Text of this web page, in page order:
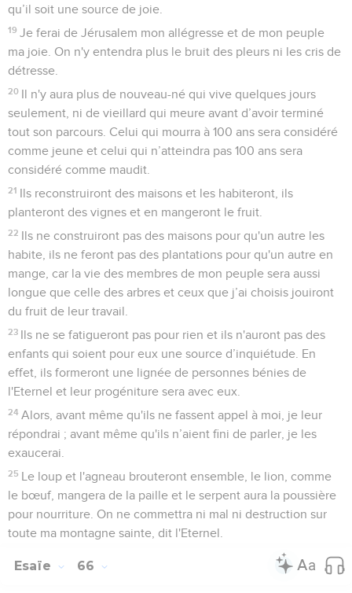
qu’il soit une source de joie.
19 Je ferai de Jérusalem mon allégresse et de mon peuple
ma joie. On n'y entendra plus le bruit des pleurs ni les cris de
détresse.
20 Il n'y aura plus de nouveau-né qui vive quelques jours
seulement, ni de vieillard qui meure avant d’avoir terminé
tout son parcours. Celui qui mourra à 100 ans sera considéré
comme jeune et celui qui n’atteindra pas 100 ans sera
considéré comme maudit.
21 Ils reconstruiront des maisons et les habiteront, ils
planteront des vignes et en mangeront le fruit.
22 Ils ne construiront pas des maisons pour qu'un autre les
habite, ils ne feront pas des plantations pour qu'un autre en
mange, car la vie des membres de mon peuple sera aussi
longue que celle des arbres et ceux que j’ai choisis jouiront
du fruit de leur travail.
23 Ils ne se fatigueront pas pour rien et ils n'auront pas des
enfants qui soient pour eux une source d’inquiétude. En
effet, ils formeront une lignée de personnes bénies de
l'Eternel et leur progéniture sera avec eux.
24 Alors, avant même qu'ils ne fassent appel à moi, je leur
répondrai ; avant même qu'ils n’aient fini de parler, je les
exaucerai.
25 Le loup et l'agneau brouteront ensemble, le lion, comme
le bœuf, mangera de la paille et le serpent aura la poussière
pour nourriture. On ne commettra ni mal ni destruction sur
toute ma montagne sainte, dit l'Eternel.
Esaïe 66